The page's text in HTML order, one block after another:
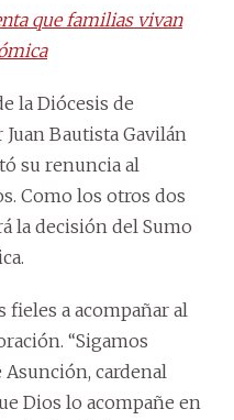
que familias vivan
la Diócesis de
Bautista Gavilán
su renuncia al
Como los otros dos
la decisión del Sumo
fieles a acompañar al
‘‘Sigamos
cardenal
Dios lo acompañe en